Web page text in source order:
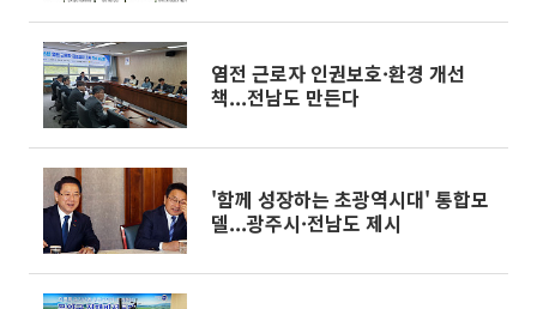
염전 근로자 인권보호·환경 개선
책...전남도 만든다
'함께 성장하는 초광역시대' 통합모
델...광주시·전남도 제시